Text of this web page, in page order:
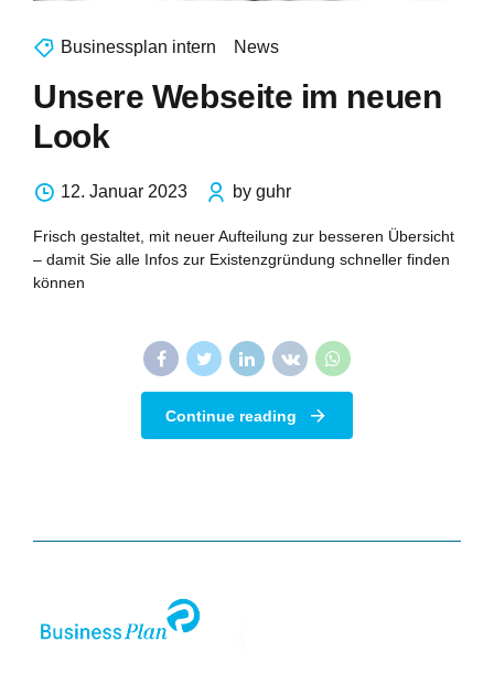
Businessplan intern News
Unsere Webseite im neuen
Look
12. Januar 2023 by guhr
Frisch gestaltet, mit neuer Aufteilung zur besseren Übersicht
– damit Sie alle Infos zur Existenzgründung schneller finden
können
Continue reading